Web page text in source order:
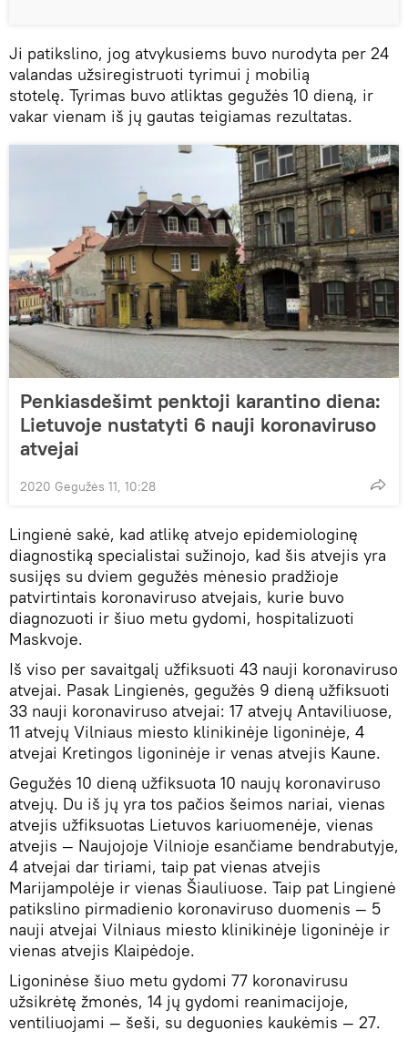
Ji patikslino, jog atvykusiems buvo nurodyta per 24
valandas užsiregistruoti tyrimui į mobilią
stotelę. Tyrimas buvo atliktas gegužės 10 dieną, ir
vakar vienam iš jų gautas teigiamas rezultatas.
Penkiasdešimt penktoji karantino diena:
Lietuvoje nustatyti 6 nauji koronaviruso
atvejai
2020 Gegužės 11, 10:28
Lingienė sakė, kad atlikę atvejo epidemiologinę
diagnostiką specialistai sužinojo, kad šis atvejis yra
susijęs su dviem gegužės mėnesio pradžioje
patvirtintais koronaviruso atvejais, kurie buvo
diagnozuoti ir šiuo metu gydomi, hospitalizuoti
Maskvoje.
Iš viso per savaitgalį užfiksuoti 43 nauji koronaviruso
atvejai. Pasak Lingienės, gegužės 9 dieną užfiksuoti
33 nauji koronaviruso atvejai: 17 atvejų Antaviliuose,
11 atvejų Vilniaus miesto klinikinėje ligoninėje, 4
atvejai Kretingos ligoninėje ir venas atvejis Kaune.
Gegužės 10 dieną užfiksuota 10 naujų koronaviruso
atvejų. Du iš jų yra tos pačios šeimos nariai, vienas
atvejis užfiksuotas Lietuvos kariuomenėje, vienas
atvejis — Naujojoje Vilnioje esančiame bendrabutyje,
4 atvejai dar tiriami, taip pat vienas atvejis
Marijampolėje ir vienas Šiauliuose. Taip pat Lingienė
patikslino pirmadienio koronaviruso duomenis — 5
nauji atvejai Vilniaus miesto klinikinėje ligoninėje ir
vienas atvejis Klaipėdoje.
Ligoninėse šiuo metu gydomi 77 koronavirusu
užsikrėtę žmonės, 14 jų gydomi reanimacijoje,
ventiliuojami — šeši, su deguonies kaukėmis — 27.